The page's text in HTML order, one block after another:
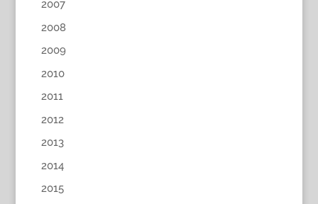
2007
2008
2009
2010
2011
2012
2013
2014
2015